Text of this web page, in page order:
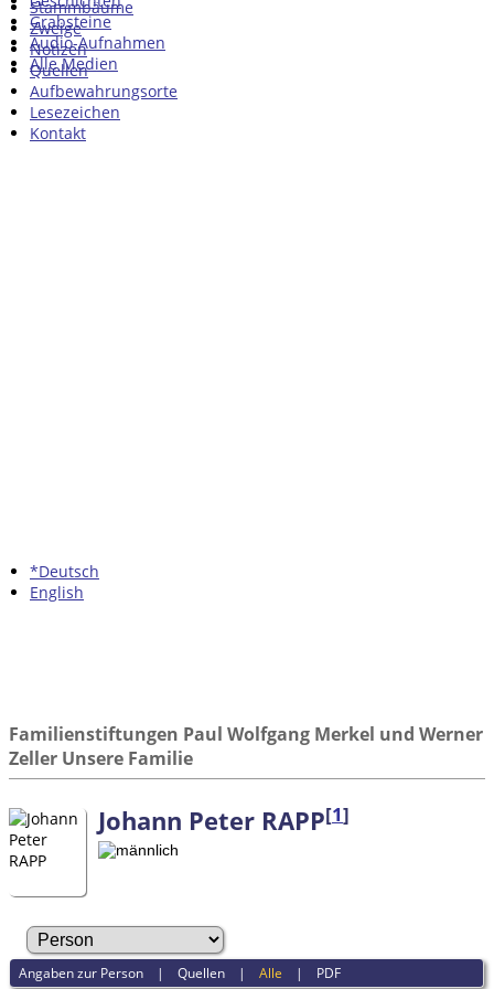
Grabsteine
Audio-Aufnahmen
Alle Medien
Stammbäume
Zweige
Notizen
Quellen
Aufbewahrungsorte
Lesezeichen
Kontakt
*Deutsch
English
Familienstiftungen Paul Wolfgang Merkel und Werner
Zeller Unsere Familie
Johann Peter RAPP[1]
Angaben zur Person |Quellen |Alle | PDF